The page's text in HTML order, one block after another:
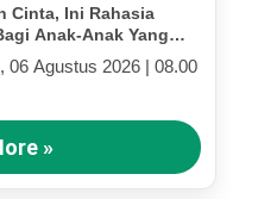
Cinta, Ini Rahasia
Anak-Anak Yang
06 Agustus 2026 | 08.00
»